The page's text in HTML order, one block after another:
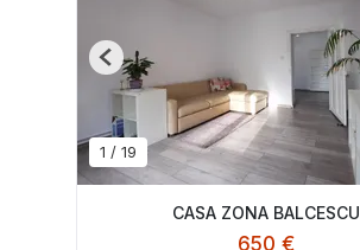
1 / 19
Previous
CASA ZONA BALCESCU
650 €